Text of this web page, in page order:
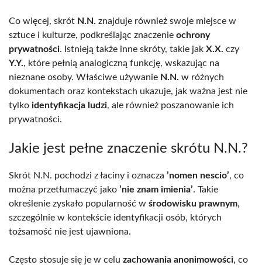
Co więcej, skrót N.N. znajduje również swoje miejsce w
sztuce i kulturze, podkreślając znaczenie ochrony
prywatności. Istnieją także inne skróty, takie jak X.X. czy
Y.Y., które pełnią analogiczną funkcję, wskazując na
nieznane osoby. Właściwe używanie N.N. w różnych
dokumentach oraz kontekstach ukazuje, jak ważna jest nie
tylko identyfikacja ludzi, ale również poszanowanie ich
prywatności.
Jakie jest pełne znaczenie skrótu N.N.?
Skrót N.N. pochodzi z łaciny i oznacza ’nomen nescio’, co
można przetłumaczyć jako ’nie znam imienia’. Takie
określenie zyskało popularność w środowisku prawnym,
szczególnie w kontekście identyfikacji osób, których
tożsamość nie jest ujawniona.
Często stosuje się je w celu zachowania anonimowości, co